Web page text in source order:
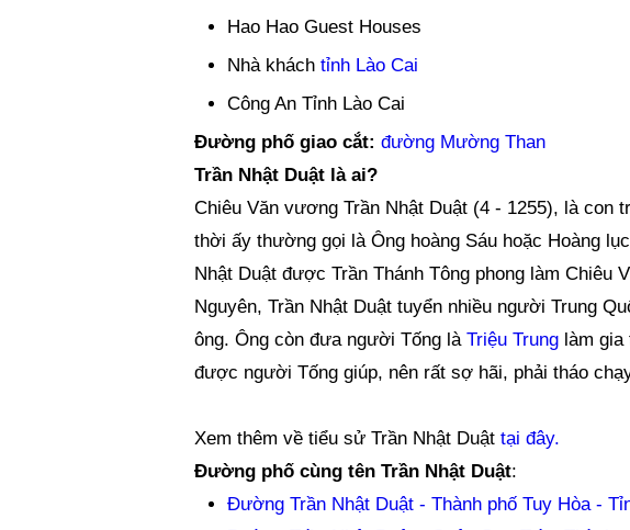
Hao Hao Guest Houses
Nhà khách tỉnh Lào Cai
Công An Tỉnh Lào Cai
Đường phố giao cắt: đường Mường Than
Trần Nhật Duật là ai?
Chiêu Văn vương Trần Nhật Duật (4 - 1255), là con
thời ấy thường gọi là Ông hoàng Sáu hoặc Hoàng
Nhật Duật được Trần Thánh Tông phong làm Chiêu
Nguyên, Trần Nhật Duật tuyển nhiều người Trung
ông. Ông còn đưa người Tống là Triệu Trunglàm gia
được người Tống giúp, nên rất sợ hãi, phải tháo
Xem thêm về tiểu sử Trần Nhật Duật tại đây.
Đường phố cùng tên Trần Nhật Duật:
Đường Trần Nhật Duật - Thành phố Tuy Hòa -